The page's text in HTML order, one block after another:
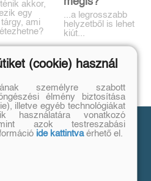
akkor,
egy
ami
...a legrosszabb
helyzetből is lehet
kiút...
Simple fizetésről
(cookie) használ
személyre szabott
élmény biztosítása
illetve egyéb technológiákat
használatára vonatkozó
azok testreszabási
ide kattintvaérhető el.